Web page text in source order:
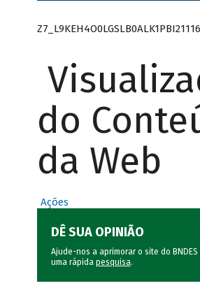
Z7_L9KEH4O0LGSLB0ALK1PBI21116
do
da Web
Ações
DÊ SUA OPINIÃO
Ajude-nos a aprimorar o site do
uma rápida pesquisa.